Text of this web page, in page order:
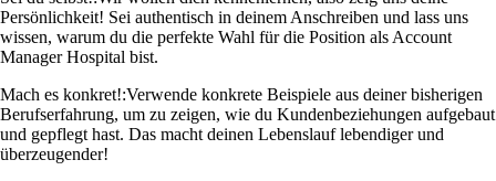
Persönlichkeit! Sei authentisch in deinem Anschreiben und lass uns
wissen, warum du die perfekte Wahl für die Position als Account
Manager Hospital bist.
Mach es konkret!:Verwende konkrete Beispiele aus deiner bisherigen
Berufserfahrung, um zu zeigen, wie du Kundenbeziehungen aufgebaut
und gepflegt hast. Das macht deinen Lebenslauf lebendiger und
überzeugender!